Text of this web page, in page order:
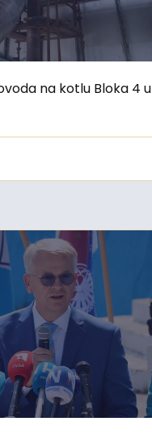
na kotlu Bloka 4 u